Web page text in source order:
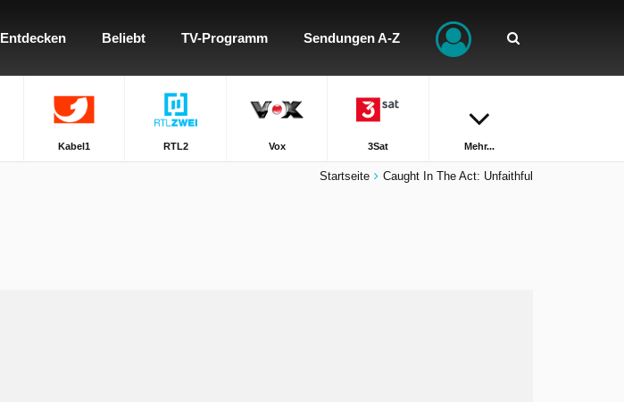
Entdecken Beliebt TV-Programm Sendungen A-Z
Kabel1 RTL2 Vox 3Sat Mehr...
Startseite Caught In The Act: Unfaithful